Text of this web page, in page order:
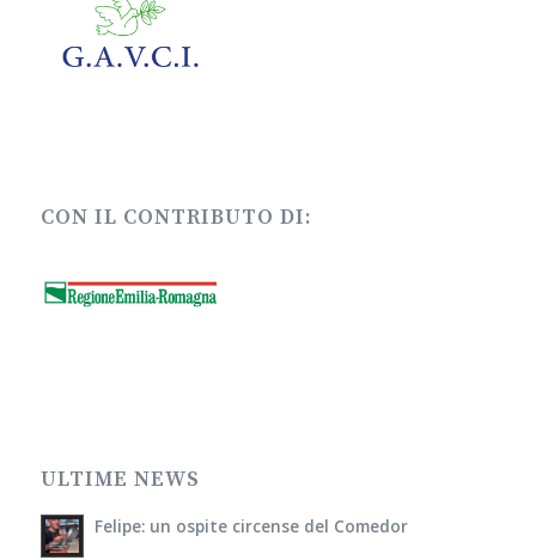
CON IL CONTRIBUTO DI:
ULTIME NEWS
Felipe: un ospite circense del Comedor